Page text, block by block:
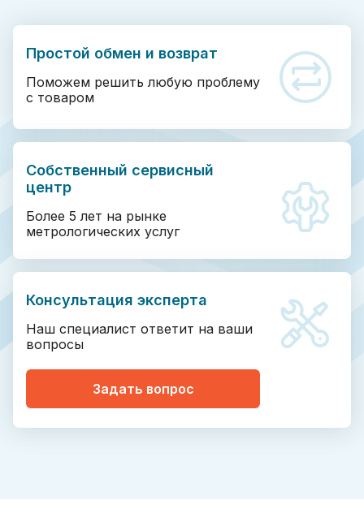
Простой обмен и возврат
Поможем решить любую проблему
с товаром
Собственный сервисный
центр
Более 5 лет на рынке
метрологических услуг
Консультация эксперта
Наш специалист ответит на ваши
вопросы
Задать вопрос